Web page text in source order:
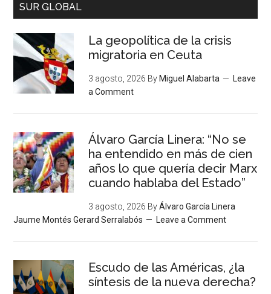
SUR GLOBAL
La geopolítica de la crisis
migratoria en Ceuta
3 agosto, 2026 ByMiguel Alabarta
Leave
a Comment
Álvaro García Linera: “No se
ha entendido en más de cien
años lo que quería decir Marx
cuando hablaba del Estado”
3 agosto, 2026 ByÁlvaro García Linera
Jaume Montés Gerard Serralabós
Leave a Comment
Escudo de las Américas, ¿la
síntesis de la nueva derecha?